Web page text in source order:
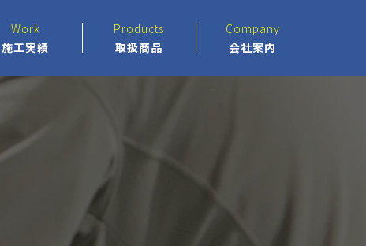
Work
施工実績
Products
取扱商品
Company
会社案内